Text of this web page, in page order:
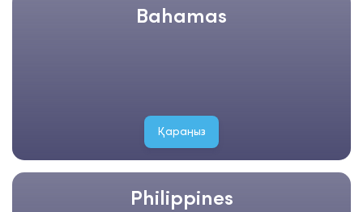
Bahamas
Қараңыз
Philippines